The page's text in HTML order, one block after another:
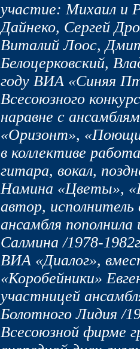
участие: Михаил и
Дайнеко, Сергей
Виталий Лоос,
Белоцерковский,
году ВИА «Синяя
Всесоюзного
наравне с
«Оризонт»,
в коллективе
гитара, вокал,
Намина «Цветы»,
автор,
ансамбля
Салмина /1978-
ВИА «Диалог»,
«Коробейники»
участницей
Болотного Лидия /
Всесоюзной фирме